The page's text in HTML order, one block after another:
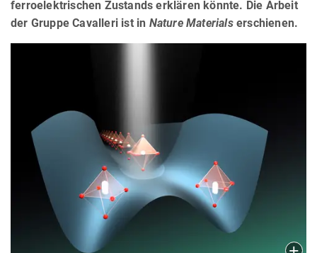
ferroelektrischen Zustands erklären könnte. Die Arbeit
der Gruppe Cavalleri ist in Nature Materialserschienen.